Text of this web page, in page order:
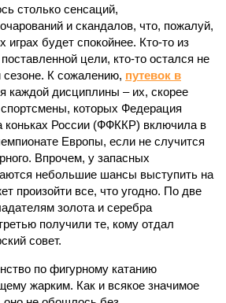
столько сенсаций,
и скандалов, что, пожалуй,
будет спокойнее. Кто-то из
цели, кто-то остался не
К сожалению, путевок в
каждой дисциплины – их, скорее
спортсмены, которых Федерация
коньках России (ФФККР) включила в
Европы, если не случится
Впрочем, у запасных
небольшие шансы выступить на
произойти все, что угодно. По две
золота и серебра
получили те, кому отдал
совет.
по фигурному катанию
жарким. Как и всякое значимое